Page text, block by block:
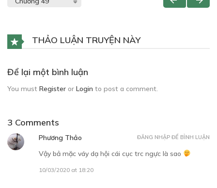
THẢO LUẬN TRUYỆN NÀY
Để lại một bình luận
You must Register or Login to post a comment.
3 Comments
Phương Thảo
Vậy bả mặc váy dạ hội cái cục trc ngực là sao
10/03/2020 at 18:20
ĐĂNG NHẬP ĐỂ BÌNH LUẬN